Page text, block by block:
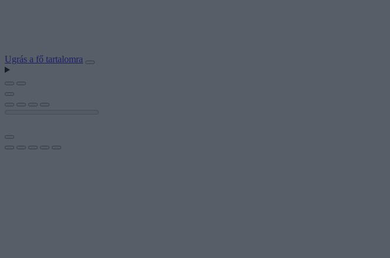
Ugrás a fő tartalomra